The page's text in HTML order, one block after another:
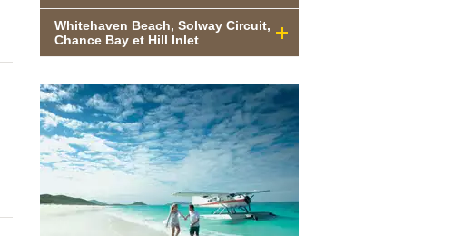
Whitehaven Beach, Solway Circuit,
Chance Bay et Hill Inlet